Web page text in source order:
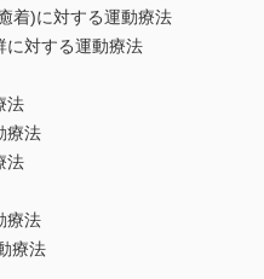
着)に対する運動療法
に対する運動療法
法
療法
法
療法
療法